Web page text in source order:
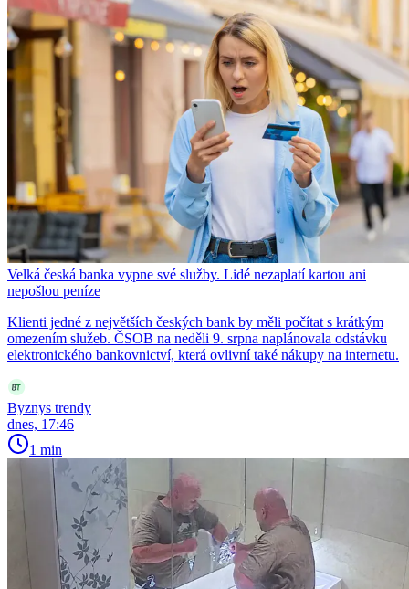
Velká česká banka vypne své služby. Lidé nezaplatí kartou ani
nepošlou peníze
Klienti jedné z největších českých bank by měli počítat s krátkým
omezením služeb. ČSOB na neděli 9. srpna naplánovala odstávku
elektronického bankovnictví, která ovlivní také nákupy na internetu.
Byznys trendy
dnes, 17:46
1 min